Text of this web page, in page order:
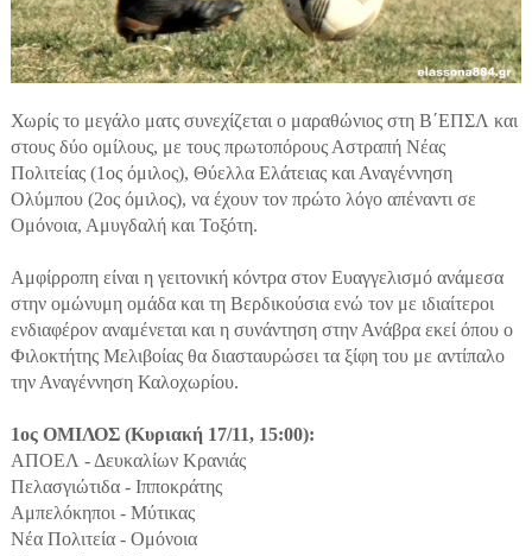
Χωρίς το μεγάλο ματς συνεχίζεται ο μαραθώνιος στη Β΄ΕΠΣΛ και
στους δύο ομίλους, με τους πρωτοπόρους Αστραπή Νέας
Πολιτείας (1ος όμιλος), Θύελλα Ελάτειας και Αναγέννηση
Ολύμπου (2ος όμιλος), να έχουν τον πρώτο λόγο απέναντι σε
Ομόνοια, Αμυγδαλή και Τοξότη.
Αμφίρροπη είναι η γειτονική κόντρα στον Ευαγγελισμό ανάμεσα
στην ομώνυμη ομάδα και τη Βερδικούσια ενώ τον με ιδιαίτεροι
ενδιαφέρον αναμένεται και η συνάντηση στην Ανάβρα εκεί όπου ο
Φιλοκτήτης Μελιβοίας θα διασταυρώσει τα ξίφη του με αντίπαλο
την Αναγέννηση Καλοχωρίου.
1ος ΟΜΙΛΟΣ (Κυριακή 17/11, 15:00):
ΑΠΟΕΛ - Δευκαλίων Κρανιάς
Πελασγιώτιδα - Ιπποκράτης
Αμπελόκηποι - Μύτικας
Νέα Πολιτεία - Ομόνοια